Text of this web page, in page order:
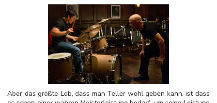
Aber das größte Lob, dass man Teller wohl geben kann, ist dass